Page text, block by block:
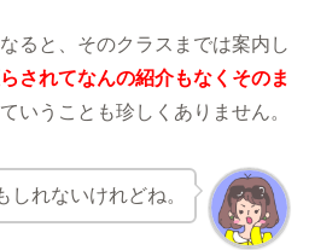
ると、そのクラスまでは案内し
されてなんの紹介もなくそのま
いうことも珍しくありません。
しれないけれどね。